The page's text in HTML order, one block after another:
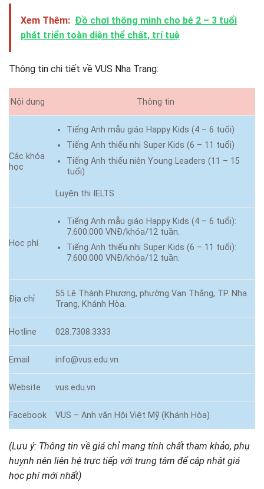
Xem Thêm: Đồ chơi thông minh cho bé 2 – 3 tuổi
phát triển toàn diện thể chất, trí tuệ
Thông tin chi tiết về VUS Nha Trang:
Nội dung Thông tin
Các khóa
học
Tiếng Anh mẫu giáo Happy Kids (4 – 6 tuổi)
Tiếng Anh thiếu nhi Super Kids (6 – 11 tuổi)
Tiếng Anh thiếu niên Young Leaders (11 – 15
tuổi)
Luyện thi IELTS
Học phí
Tiếng Anh mẫu giáo Happy Kids (4 – 6 tuổi):
7.600.000 VNĐ/khóa/12 tuần.
Tiếng Anh thiếu nhi Super Kids (6 – 11 tuổi):
7.600.000 VNĐ/khóa/12 tuần.
Địa chỉ
55 Lê Thành Phương, phường Vạn Thắng, TP. Nha
Trang, Khánh Hòa.
Hotline 028.7308.3333
Email info@vus.edu.vn
Website vus.edu.vn
Facebook VUS – Anh văn Hội Việt Mỹ (Khánh Hòa)
(Lưu ý: Thông tin về giá chỉ mang tính chất tham khảo, phụ
huynh nên liên hệ trực tiếp với trung tâm để cập nhật giá
học phí mới nhất)